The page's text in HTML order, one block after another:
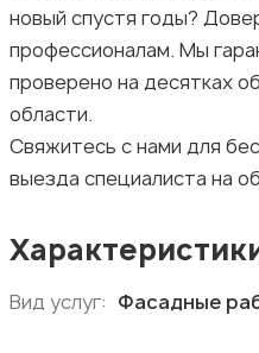
новый спустя годы?
профессионалам. Мы
проверено на десятках
области.
Свяжитесь с нами для
выезда специалиста на
Вид услуг: Фасадные